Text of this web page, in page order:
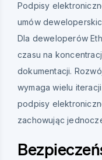
Podpisy
umów
Dla deweloperów
czasu na
dokumentacji.
wymaga wielu
podpisy
zachowując